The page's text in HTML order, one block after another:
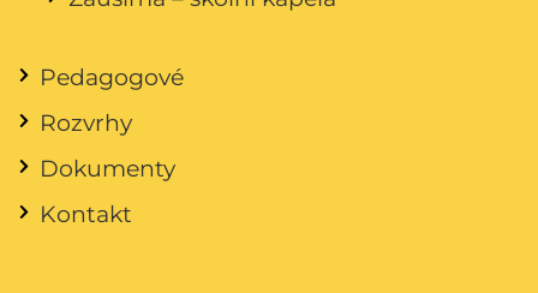
Pedagogové
Rozvrhy
Dokumenty
Kontakt